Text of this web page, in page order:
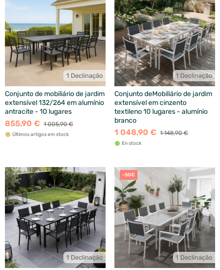
1 Declinação
Conjunto de mobiliário de jardim
extensível 132/264 em alumínio
antracite - 10 lugares
855,90 € 1 005,90 €
Últimos artigos em stock
1 Declinação
Conjunto deMobiliário de jardim
extensível em cinzento
textileno 10 lugares - alumínio
branco
1 048,90 € 1 148,90 €
En stock
1 Declinação
-50€
1 Declinação